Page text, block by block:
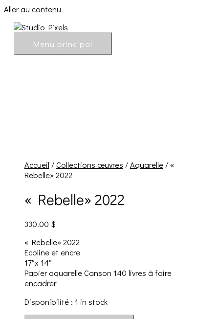
Aller au contenu
Menu principal
Accueil /Collections œuvres /Aquarelle/ «
Rebelle» 2022
« Rebelle» 2022
330.00 $
« Rebelle» 2022
Ecoline et encre
17″x 14″
Papier aquarelle Canson 140 livres à faire
encadrer
Disponibilité : 1 in stock